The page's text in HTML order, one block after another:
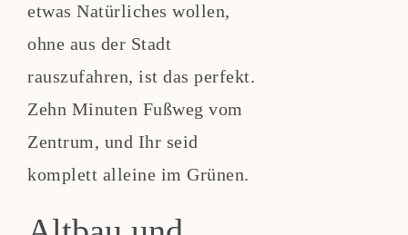
etwas Natürliches wollen,
ohne aus der Stadt
rauszufahren, ist das perfekt.
Zehn Minuten Fußweg vom
Zentrum, und Ihr seid
komplett alleine im Grünen.